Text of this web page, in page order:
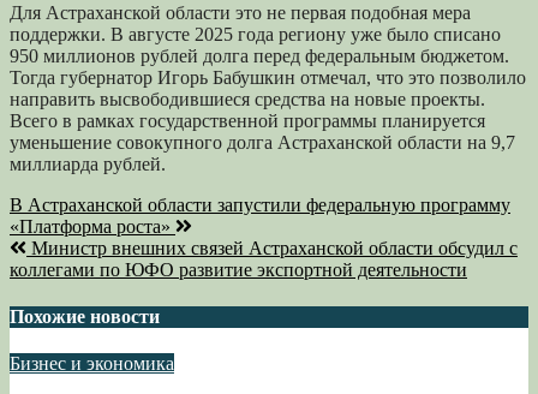
Для Астраханской области это не первая подобная мера
поддержки. В августе 2025 года региону уже было списано
950 миллионов рублей долга перед федеральным бюджетом.
Тогда губернатор Игорь Бабушкин отмечал, что это позволило
направить высвободившиеся средства на новые проекты.
Всего в рамках государственной программы планируется
уменьшение совокупного долга Астраханской области на 9,7
миллиарда рублей.
Навигация
по
записям
В Астраханской области запустили федеральную программу
«Платформа роста»
Министр внешних связей Астраханской области обсудил с
коллегами по ЮФО развитие экспортной деятельности
Похожие новости
Бизнес и экономика